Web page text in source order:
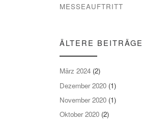
MESSEAUFTRITT
ÄLTERE BEITRÄGE
März 2024 (2)
Dezember 2020 (1)
November 2020 (1)
Oktober 2020 (2)